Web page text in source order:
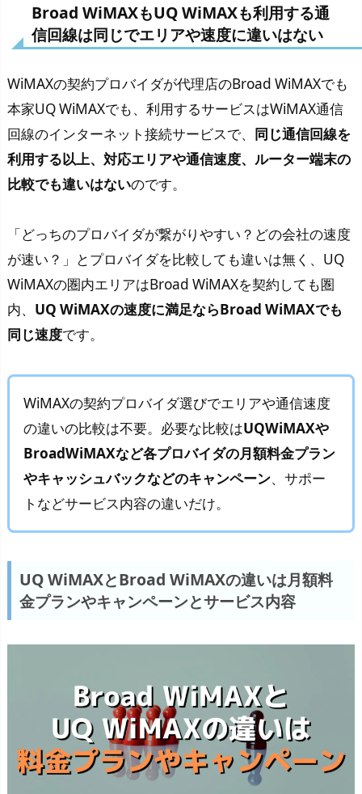
Broad WiMAXもUQ WiMAXも利用する通
信回線は同じでエリアや速度に違いはない
WiMAXの契約プロバイダが代理店のBroad WiMAXでも
本家UQ WiMAXでも、利用するサービスはWiMAX通信
回線のインターネット接続サービスで、 同じ通信回線を
利用する以上、対応エリアや通信速度、ルーター端末の
比較でも違いはないのです。
「どっちのプロバイダが繋がりやすい？どの会社の速度
が速い？」とプロバイダを比較しても違いは無く、UQ
WiMAXの圏内エリアはBroad WiMAXを契約しても圏
内、 UQ WiMAXの速度に満足ならBroad WiMAXでも
同じ速度です。
WiMAXの契約プロバイダ選びでエリアや通信速度
の違いの比較は不要。必要な比較はUQWiMAXや
BroadWiMAXなど各プロバイダの月額料金プラン
やキャッシュバックなどのキャンペーン、サポー
トなどサービス内容の違いだけ。
UQ WiMAXとBroad WiMAXの違いは月額料
金プランやキャンペーンとサービス内容